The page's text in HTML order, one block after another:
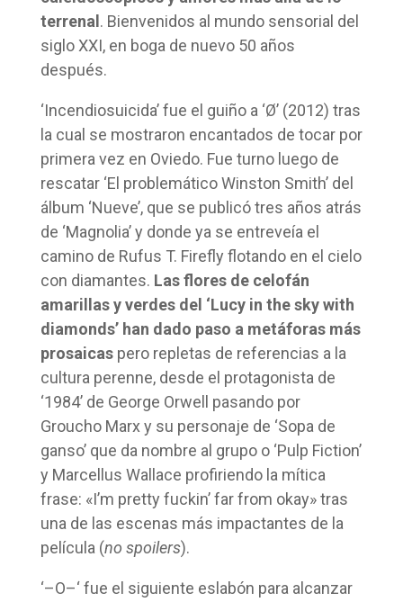
terrenal . Bienvenidos al mundo sensorial del
siglo XXI, en boga de nuevo 50 años
después.
‘Incendiosuicida’ fue el guiño a ‘Ø’ (2012) tras
la cual se mostraron encantados de tocar por
primera vez en Oviedo. Fue turno luego de
rescatar ‘El problemático Winston Smith’ del
álbum ‘Nueve’, que se publicó tres años atrás
de ‘Magnolia’ y donde ya se entreveía el
camino de Rufus T. Firefly flotando en el cielo
con diamantes. Las flores de celofán
amarillas y verdes del ‘Lucy in the sky with
diamonds’ han dado paso a metáforas más
prosaicaspero repletas de referencias a la
cultura perenne, desde el protagonista de
‘1984’ de George Orwell pasando por
Groucho Marx y su personaje de ‘Sopa de
ganso’ que da nombre al grupo o ‘Pulp Fiction’
y Marcellus Wallace profiriendo la mítica
frase: «I’m pretty fuckin’ far from okay» tras
una de las escenas más impactantes de la
película (no spoilers).
‘–O–‘ fue el siguiente eslabón para alcanzar